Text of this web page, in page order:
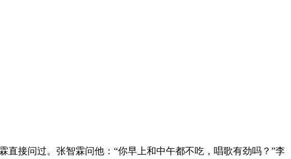
直接问过。张智霖问他：“你早上和中午都不吃，唱歌有劲吗？”李